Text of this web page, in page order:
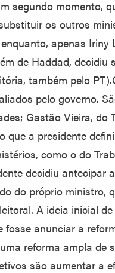
segundo momento,
os outros
apenas
de Haddad,
também pelo
pelo governo.
Gastão Vieira, do
que a presidente
como o do
decidiu antecipar
do próprio ministro,
A ideia inicial
fosse anunciar a
reforma ampla de
são aumentar a